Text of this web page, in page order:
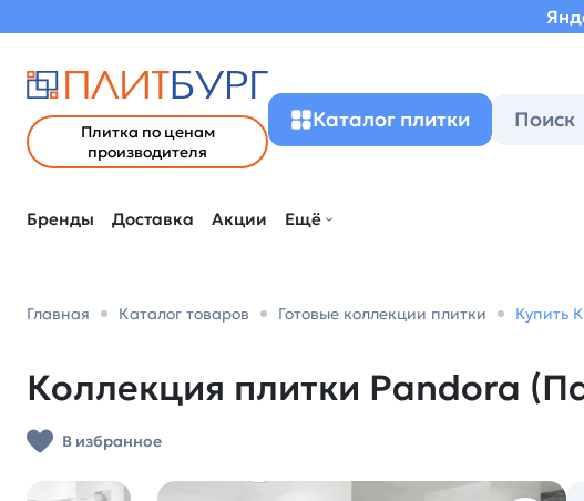
Плитка по ценам
производителя
Каталог плитки
Бренды Доставка Акции Ещё
Главная Каталог товаров Готовые коллекции плитки Купить
Коллекция плитки Pandora
В избранное